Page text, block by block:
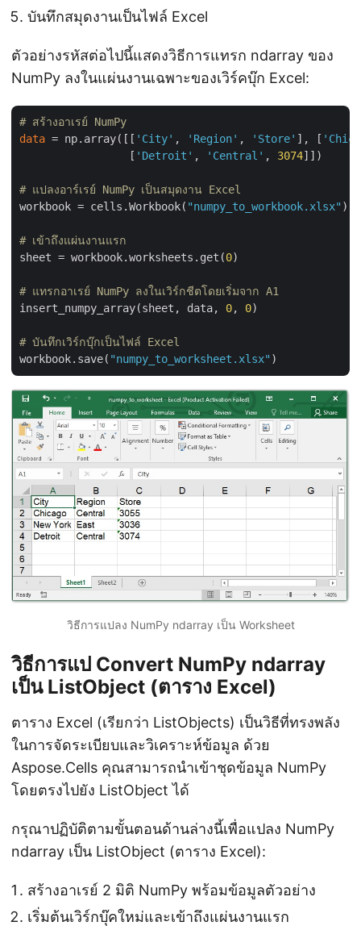
บันทึกสมุดงานเป็นไฟล์ Excel
ตัวอย่างรหัสต่อไปนี้แสดงวิธีการแทรก ndarray ของ
NumPy ลงในแผ่นงานเฉพาะของเวิร์คบุ๊ก Excel:
# สร้างอาเรย์ NumPy
data = np.array([[ 'City' , 'Region' , 'Store' ], [
                 [
'Detroit' , 'Central' , 3074]])
# แปลงอาร์เรย์ NumPy เป็นสมุดงาน Excel
workbook = cells.Workbook( "numpy_to_workbook.xlsx" )
# เข้าถึงแผ่นงานแรก
sheet = workbook.worksheets.get(0)
# แทรกอาเรย์ NumPy ลงในเวิร์กชีตโดยเริ่มจาก A1
insert_numpy_array(sheet, data, 0, 0)
# บันทึกเวิร์กบุ๊กเป็นไฟล์ Excel
workbook.save( "numpy_to_worksheet.xlsx"
วิธีการแปลง NumPy ndarray เป็น Worksheet
วิธีการแป Convert NumPy ndarray
เป็น ListObject (ตาราง Excel)
ตาราง Excel (เรียกว่า ListObjects) เป็นวิธีที่ทรงพลัง
ในการจัดระเบียบและวิเคราะห์ข้อมูล ด้วย
Aspose.Cells คุณสามารถนำเข้าชุดข้อมูล NumPy
โดยตรงไปยัง ListObject ได้
กรุณาปฏิบัติตามขั้นตอนด้านล่างนี้เพื่อแปลง NumPy
ndarray เป็น ListObject (ตาราง Excel):
สร้างอาเรย์ 2 มิติ NumPy พร้อมข้อมูลตัวอย่าง
เริ่มต้นเวิร์กบุ๊คใหม่และเข้าถึงแผ่นงานแรก